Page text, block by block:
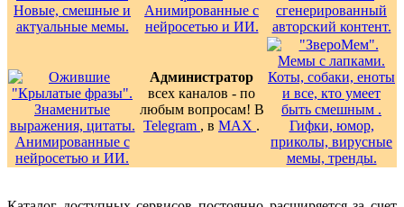
Администратор
всех каналов - по
любым вопросам! В
Telegram , в MAX .